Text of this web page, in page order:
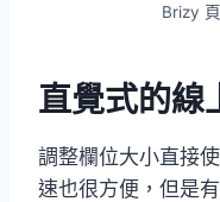
Brizy
直覺式的線
調整欄位大小直接
速也很方便，但是